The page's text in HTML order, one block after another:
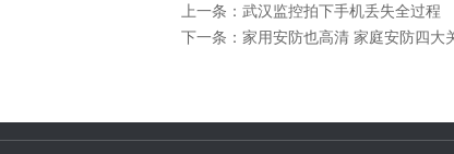
上一条： 武汉监控拍下手机丢失全过程
下一条： 家用安防也高清 家庭安防四大